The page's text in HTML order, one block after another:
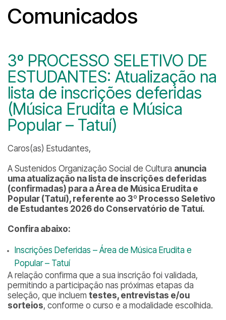
Comunicados
3º PROCESSO SELETIVO DE
ESTUDANTES: Atualização na
lista de inscrições deferidas
(Música Erudita e Música
Popular – Tatuí)
Caros(as) Estudantes,
A Sustenidos Organização Social de Cultura anuncia
uma atualização na lista de inscrições deferidas
(confirmadas) para a Área de Música Erudita e
Popular (Tatuí), referente ao 3º Processo Seletivo
de Estudantes 2026 do Conservatório de Tatuí.
Confira abaixo:
Inscrições Deferidas – Área de Música Erudita e
Popular – Tatuí
A relação confirma que a sua inscrição foi validada,
permitindo a participação nas próximas etapas da
seleção, que incluem testes, entrevistas e/ou
sorteios, conforme o curso e a modalidade escolhida.